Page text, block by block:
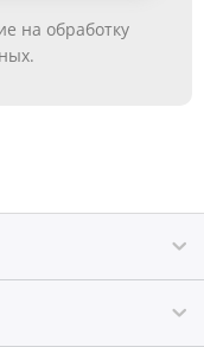
на обработку